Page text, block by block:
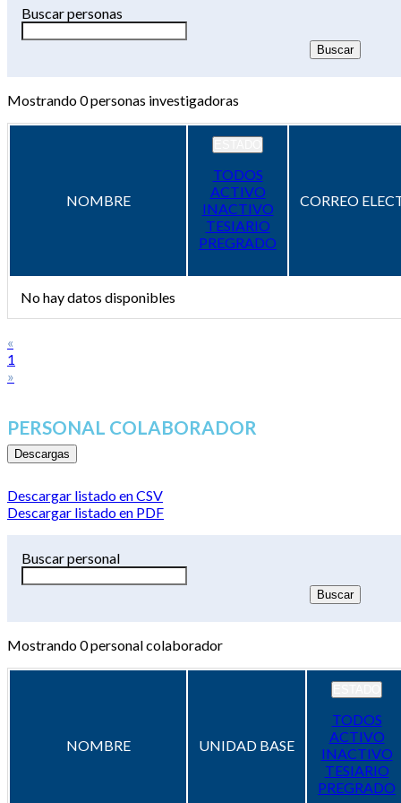
Buscar personas
Mostrando0personas investigadoras
NOMBRE
TODOS
ACTIVO
INACTIVO
TESIARIO
PREGRADO
CORREO
No hay datos disponibles
«
1
»
PERSONAL COLABORADOR
Descargas
Descargar listado en CSV
Descargar listado en PDF
Buscar personal
Mostrando0personal colaborador
NOMBRE UNIDAD BASE
TODOS
ACTIVO
INACTIVO
TESIARIO
PREGRADO